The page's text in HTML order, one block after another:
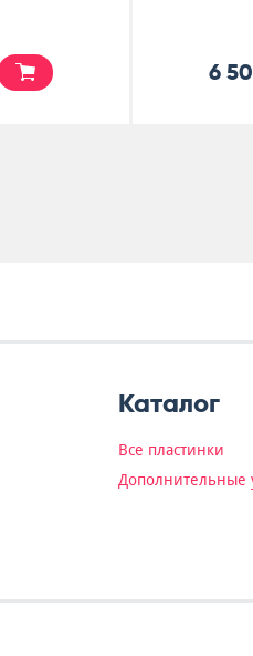
5
Каталог
Все пластинки
Дополнительные